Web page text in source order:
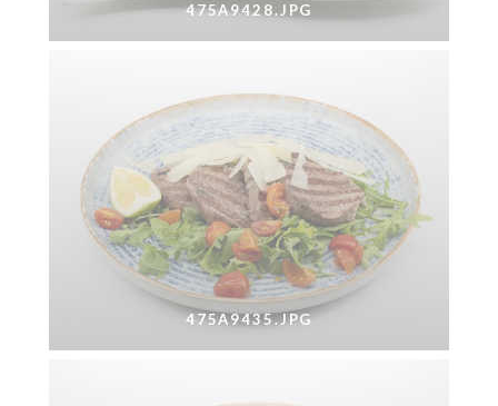
475A9428.JPG
475A9435.JPG